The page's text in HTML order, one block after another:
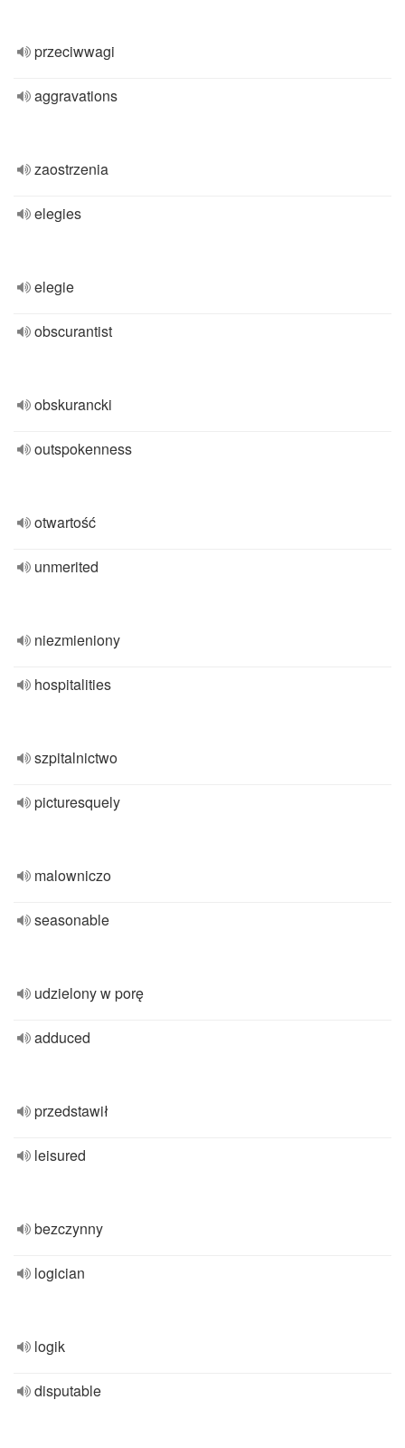
przeciwwagi
aggravations
zaostrzenia
elegies
elegie
obscurantist
obskurancki
outspokenness
otwartość
unmerited
niezmieniony
hospitalities
szpitalnictwo
picturesquely
malowniczo
seasonable
udzielony w porę
adduced
przedstawił
leisured
bezczynny
logician
logik
disputable